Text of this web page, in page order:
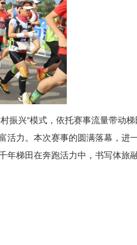
兴”模式，依托赛事流量带动梯
活力。本次赛事的圆满落幕，进
年梯田在奔跑活力中，书写体旅